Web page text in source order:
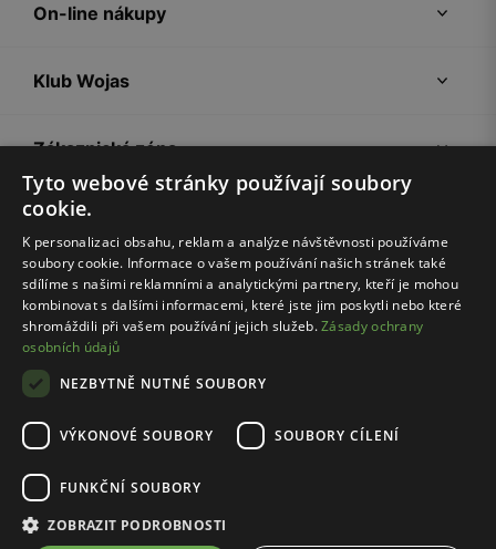
On-line nákupy
Klub Wojas
Zákaznická zóna
Společnost Wojas
Rady
Pravidla e-shopu
Zásady ochrany osobních údajů
Nastavení cookies
Tyto webové stránky používají soubory
cookie.
K personalizaci obsahu, reklam a analýze návštěvnosti používáme
soubory cookie. Informace o vašem používání našich stránek také
sdílíme s našimi reklamními a analytickými partnery, kteří je mohou
kombinovat s dalšími informacemi, které jste jim poskytli nebo které
shromáždili při vašem používání jejich služeb.Zásady ochrany
osobních údajů
NEZBYTNĚ NUTNÉ SOUBORY
VÝKONOVÉ SOUBORY SOUBORY CÍLENÍ
FUNKČNÍ SOUBORY
ZOBRAZIT PODROBNOSTI